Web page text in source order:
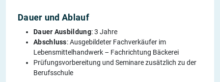
Dauer und Ablauf
Dauer Ausbildung: 3 Jahre
Abschluss: Ausgebildeter Fachverkäufer im
Lebensmittelhandwerk – Fachrichtung Bäckerei
Prüfungsvorbereitung und Seminare zusätzlich zu der
Berufsschule